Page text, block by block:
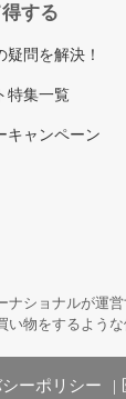
する
疑問を解決！
特集一覧
キャンペーン
ショナルが運
物をするよう
ーポリシー